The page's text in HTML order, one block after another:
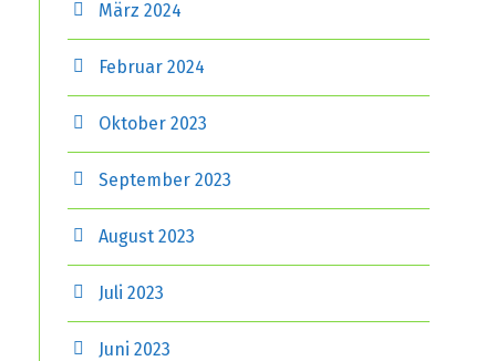
März 2024
Februar 2024
Oktober 2023
September 2023
August 2023
Juli 2023
Juni 2023